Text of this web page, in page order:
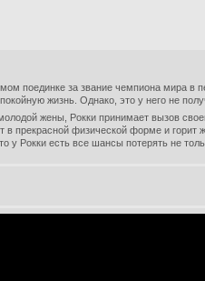
поединке за звание чемпиона мира в
жизнь. Однако, это у него не
жены, Рокки принимает вызов
прекрасной физической форме и горит
у Рокки есть все шансы потерять не